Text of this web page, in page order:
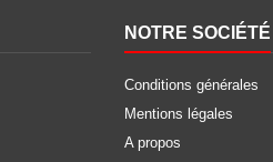
NOTRE SOCIÉTÉ
Conditions générales
Mentions légales
A propos